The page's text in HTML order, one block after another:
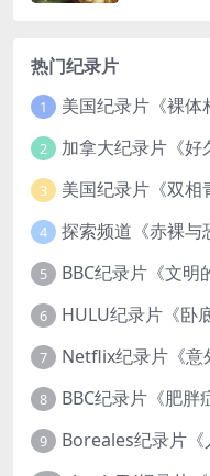
热门纪录片
1
2
3
4
5
6
7
8
9